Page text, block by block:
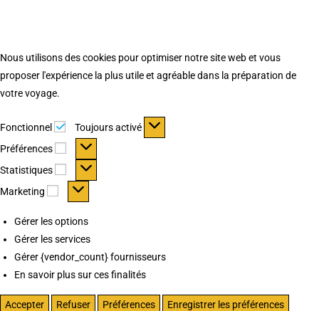
Nous utilisons des cookies pour optimiser notre site web et vous
proposer l'expérience la plus utile et agréable dans la préparation de
votre voyage.
Fonctionnel Fonctionnel
Toujours activé
Préférences
Préférences
Statistiques Statistiques
Marketing Marketing
Gérer les options
Gérer les services
Gérer {vendor_count} fournisseurs
En savoir plus sur ces finalités
Accepter Refuser Préférences
Enregistrer les préférences